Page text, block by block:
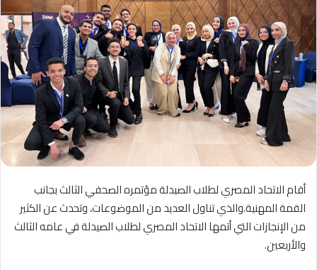
أقام الاتحاد المصري لطلاب الصيدلة مؤتمره الصحفي الثالث بجانب
القمة المهنية.والذي تناول العديد من الموضوعات، وتحدث عن الكثير
من الإنجازات التي أتمها الاتحاد المصري لطلاب الصيدلة في عامه الثالث
والأربعين.